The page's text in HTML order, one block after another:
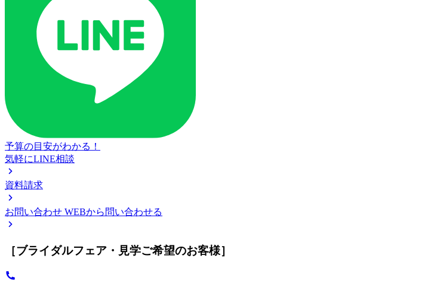
予算の目安がわかる！
気軽にLINE相談
資料請求
お問い合わせ WEBから問い合わせる
［ブライダルフェア・見学ご希望のお客様］